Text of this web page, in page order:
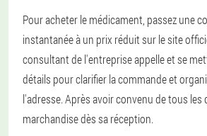
Pour acheter le médicament, passez une
instantanée à un prix réduit sur le site
consultant de l'entreprise appelle et se
détails pour clarifier la commande et
l'adresse. Après avoir convenu de tous les
marchandise dès sa réception.